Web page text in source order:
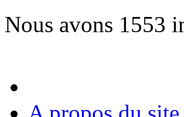
Nous avons 1553